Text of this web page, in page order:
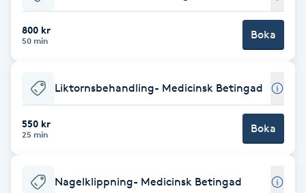
Babylights
Balayage
Barber
Barnklippning
800 kr
50 min Boka
Liktornsbehandling- Medicinsk Betingad
550 kr
25 min Boka
Nagelklippning- Medicinsk Betingad